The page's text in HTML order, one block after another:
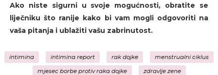
Ako niste sigurni u svoje mogućnosti, obratite se
liječniku što ranije kako bi vam mogli odgovoriti na
vaša pitanja i ublažiti vašu zabrinutost.
intimina intimina report rak dojke menstrualni ciklus
mjesec borbe protiv raka dojke zdravlje zene